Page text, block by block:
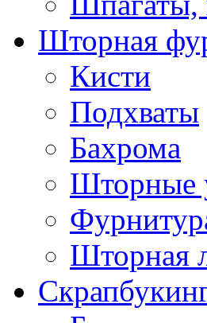
Шторная
Кисти
Подхваты
Бахрома
Шторные
Шторная